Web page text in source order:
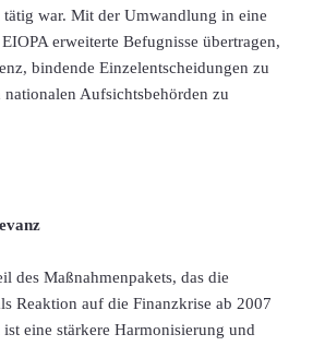
tätig war. Mit der Umwandlung in eine
erweiterte Befugnisse übertragen,
bindende Einzelentscheidungen zu
Aufsichtsbehörden zu
des Maßnahmenpakets, das die
Reaktion auf die Finanzkrise ab 2007
eine stärkere Harmonisierung und